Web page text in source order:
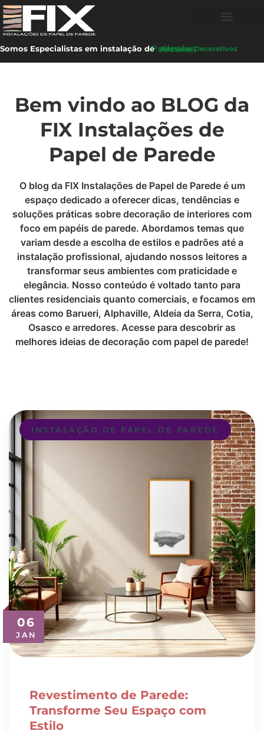
Somos Especialistas em instalação de Películas
Bem vindo ao BLOG da
FIX Instalações de
Papel de Parede
O blog da FIX Instalações de Papel de Parede é um
espaço dedicado a oferecer dicas, tendências e
soluções práticas sobre decoração de interiores com
foco em papéis de parede. Abordamos temas que
variam desde a escolha de estilos e padrões até a
instalação profissional, ajudando nossos leitores a
transformar seus ambientes com praticidade e
elegância. Nosso conteúdo é voltado tanto para
clientes residenciais quanto comerciais, e focamos em
áreas como Barueri, Alphaville, Aldeia da Serra, Cotia,
Osasco e arredores. Acesse para descobrir as
melhores ideias de decoração com papel de parede!
06
JAN
INSTALAÇÃO DE PAPEL DE PAREDE
Revestimento de Parede:
Transforme Seu Espaço com
Estilo